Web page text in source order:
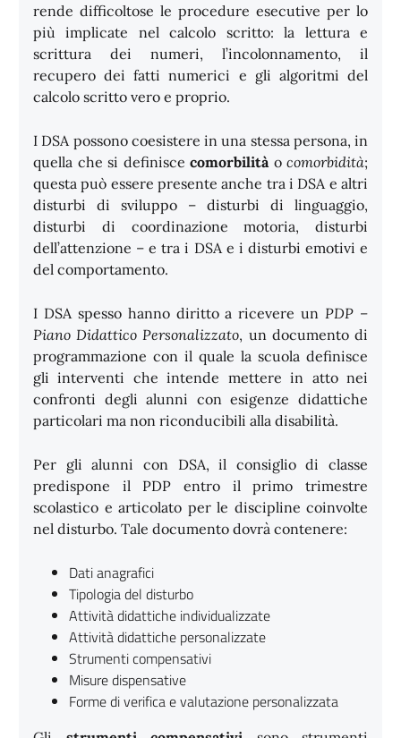
rende difficoltose le procedure esecutive per lo
più implicate nel calcolo scritto: la lettura e
scrittura dei numeri, l’incolonnamento, il
recupero dei fatti numerici e gli algoritmi del
calcolo scritto vero e proprio.
I DSA possono coesistere in una stessa persona, in
quella che si definisce comorbilitào comorbidità;
questa può essere presente anche tra i DSA e altri
disturbi di sviluppo – disturbi di linguaggio,
disturbi di coordinazione motoria, disturbi
dell’attenzione – e tra i DSA e i disturbi emotivi e
del comportamento.
I DSA spesso hanno diritto a ricevere unPDP –
Piano Didattico Personalizzato, un documento di
programmazione con il quale la scuola definisce
gli interventi che intende mettere in atto nei
confronti degli alunni con esigenze didattiche
particolari ma non riconducibili alla disabilità.
Per gli alunni con DSA, il consiglio di classe
predispone il PDP entro il primo trimestre
scolastico e articolato per le discipline coinvolte
nel disturbo. Tale documento dovrà contenere:
Dati anagrafici
Tipologia del disturbo
Attività didattiche individualizzate
Attività didattiche personalizzate
Strumenti compensativi
Misure dispensative
Forme di verifica e valutazione personalizzata